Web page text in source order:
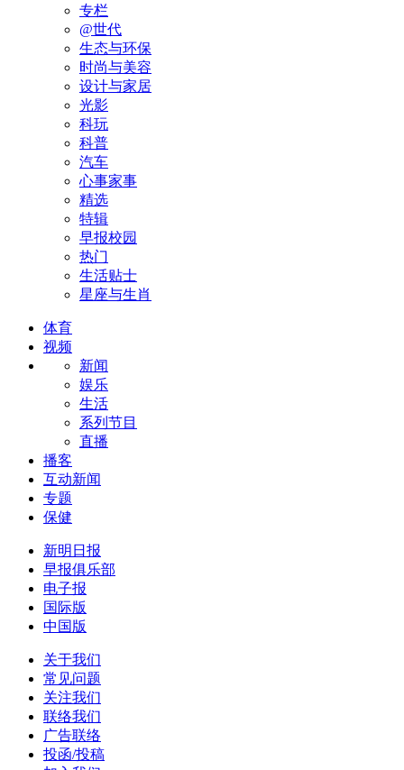
专栏
@世代
生态与环保
时尚与美容
设计与家居
光影
科玩
科普
汽车
心事家事
精选
特辑
早报校园
热门
生活贴士
星座与生肖
体育
视频
新闻
娱乐
生活
系列节目
直播
播客
互动新闻
专题
保健
新明日报
早报俱乐部
电子报
国际版
中国版
关于我们
常见问题
关注我们
联络我们
广告联络
投函/投稿